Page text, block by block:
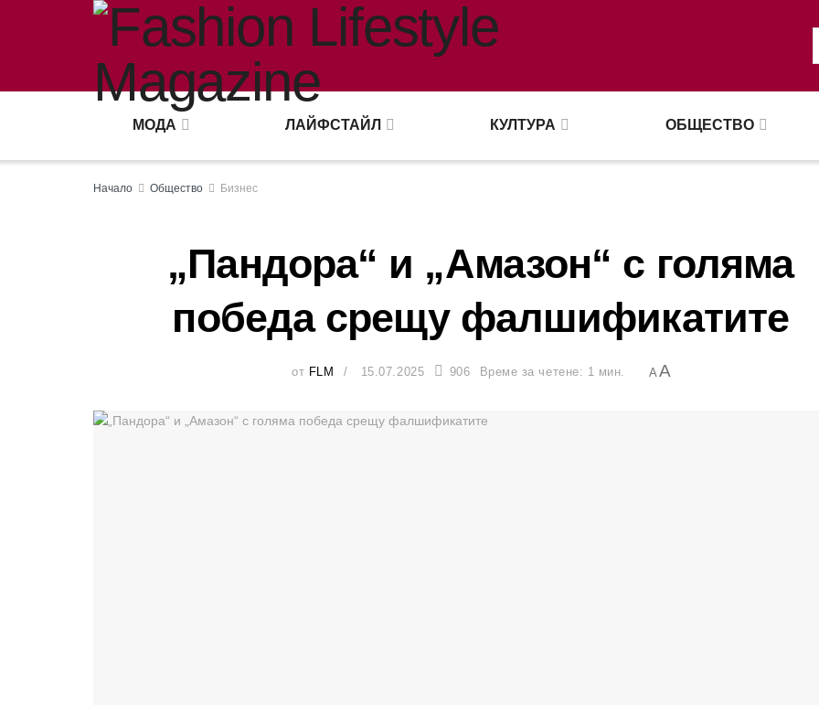
МОДА ЛАЙФСТАЙЛ КУЛТУРА ОБЩЕСТВО
Начало Общество Бизнес
„Пандора“ и „Амазон“ с голяма
победа срещу фалшификатите
от FLM 15.07.2025 906 Време за четене: 1 мин. AA